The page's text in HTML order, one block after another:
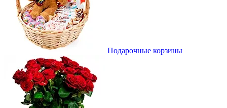
Подарочные корзины